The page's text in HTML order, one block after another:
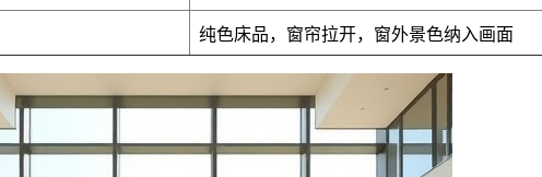
纯色床品，窗帘拉开，窗外景色纳入画面